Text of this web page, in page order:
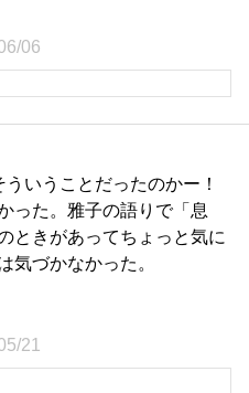
06
うことだったのかー！
った。雅子の語りで「息
ときがあってちょっと気に
気づかなかった。
21